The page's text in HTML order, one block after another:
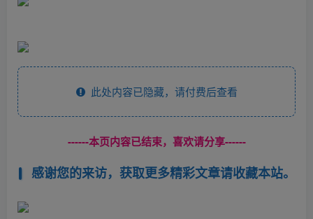
此处内容已隐藏，请付费后查看
------本页内容已结束，喜欢请分享------
感谢您的来访，获取更多精彩文章请收藏本站。